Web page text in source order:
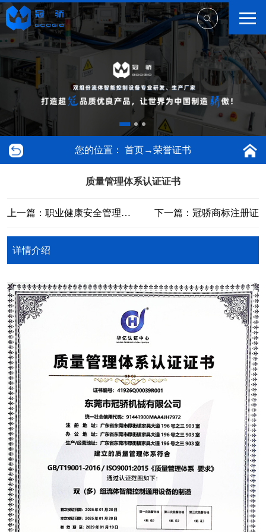
您的位置： 首页→荣誉证书
质量管理体系认证证书
上一篇：职业健康安全管理体系认证证书 下一篇：冠骄商标注册证
详情介绍